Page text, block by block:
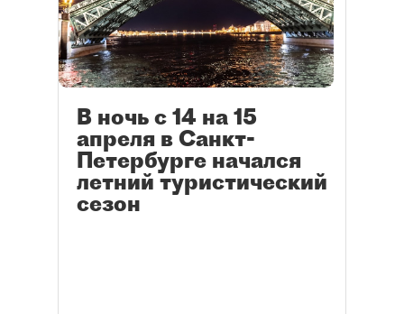
В ночь с 14 на 15
апреля в Санкт-
Петербурге начался
летний туристический
сезон